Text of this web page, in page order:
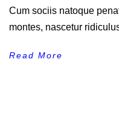
Cum sociis natoque
montes, nascetur
Read More